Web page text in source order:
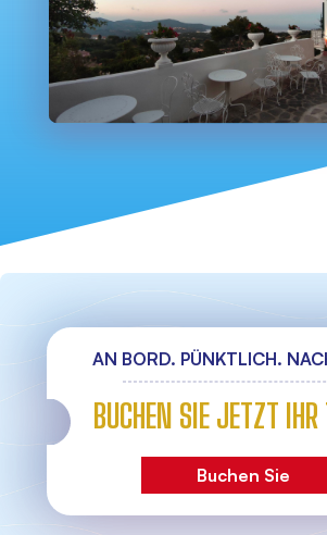
AN BORD. PÜNKTLICH.
BUCHEN SIE JETZT IHR
Buchen Sie